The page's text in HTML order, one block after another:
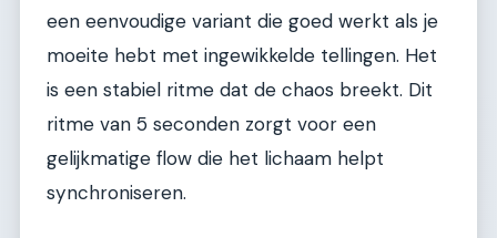
een eenvoudige variant die goed werkt als je
moeite hebt met ingewikkelde tellingen. Het
is een stabiel ritme dat de chaos breekt. Dit
ritme van 5 seconden zorgt voor een
gelijkmatige flow die het lichaam helpt
synchroniseren.